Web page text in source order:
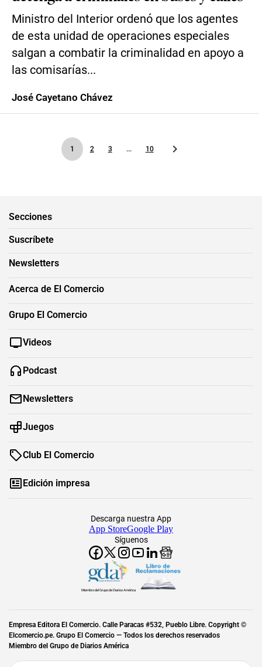
Ministro del Interior ordenó que los agentes
de esta unidad de operaciones especiales
salgan a combatir la criminalidad en apoyo a
las comisarías...
José Cayetano Chávez
1 2 3 ... 10
Secciones
Suscríbete
Newsletters
Acerca de El Comercio
Grupo El Comercio
Videos
Podcast
Newsletters
Juegos
Club El Comercio
Edición impresa
Síguenos
Descarga nuestra App
App StoreGoogle Play
Miembro del Grupo de Diarios América
Empresa Editora El Comercio. Calle Paracas #532, Pueblo Libre. Copyright ©
Elcomercio.pe. Grupo El Comercio — Todos los derechos reservados
Miembro del Grupo de Diarios América